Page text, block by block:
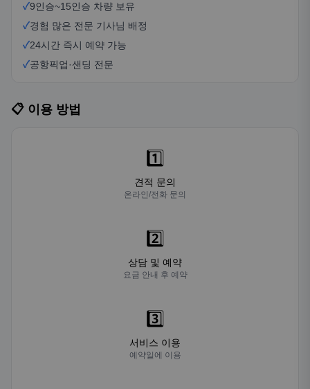
✓9인승~15인승 차량 보유
✓경험 많은 전문 기사님 배정
✓24시간 즉시 예약 가능
✓공항픽업·샌딩 전문
📋 이용 방법
1️⃣
견적 문의
온라인/전화 문의
2️⃣
상담 및 예약
요금 안내 후 예약
3️⃣
서비스 이용
예약일에 이용